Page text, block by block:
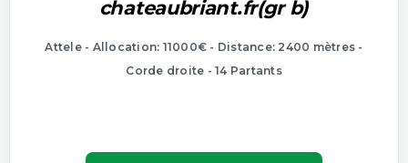
chateaubriant.fr(gr b)
Attele - Allocation: 11000€ - Distance: 2400 mètres -
Corde droite - 14 Partants